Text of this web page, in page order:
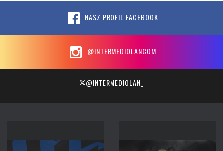
NASZ PROFIL FACEBOOK
@INTERMEDIOLANCOM
@INTERMEDIOLAN_